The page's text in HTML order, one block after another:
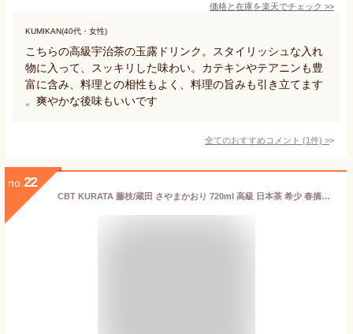
価格と在庫を楽天でチェック >>
KUMIKAN(40代・女性)
こちらの高級宇治茶の玉露ドリンク。スタイリッシュな入れ
物に入って、スッキリした味わい。カテキンやテアニンも豊
富に含み、料理との相性もよく、料理の旨みも引き立てます
。爽やかな後味もいいです
全てのおすすめコメント (1件) >
no. 22
CBT KURATA 藤枝/蔵田 さやまかおり 720ml 高級 日本茶 希少 春摘み ノンアルコール ワイングラスで楽しむ 国産 一番茶 瓶 お茶 緑茶 冷茶 ボトルティー フルボトル ギフト 誕生日 母の日 父の日 敬老の日 御礼 御祝 結婚祝 内祝 御中元 御歳暮 御年賀 箱入